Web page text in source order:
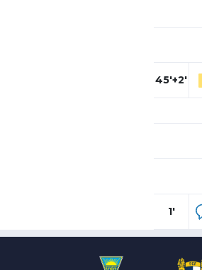
45'+2'
1'